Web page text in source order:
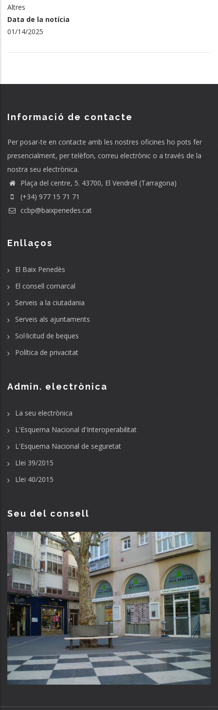
Altres
Data de la notícia
01/14/2025
Informació de contacte
Per posar-te en contacte amb les nostres oficines ho pots fer
presencialment, per telèfon, correu electrònic o a través de la
nostra seu electrònica.
Plaça del centre, 5. 43700, El Vendrell (Tarragona)
(+34) 977 15 71 71
ccbp@baixpenedes.cat
Enllaços
El Baix Penedès
El consell comarcal
Serveis a la ciutadania
Serveis als ajuntaments
Sol·licitud de beques
Política de privacitat
Admin. electrònica
La seu electrònica
L'Esquema Nacional d'Interoperabilitat
L'Esquema Nacional de seguretat
Llei 39/2015
Llei 40/2015
Seu del consell